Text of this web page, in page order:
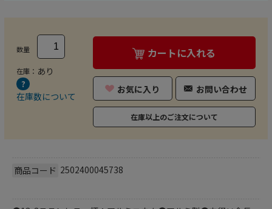
数量
在庫： あり
在庫数について
カートに入れる
お気に入り お問い合わせ
在庫以上のご注文について
商品コード 2502400045738